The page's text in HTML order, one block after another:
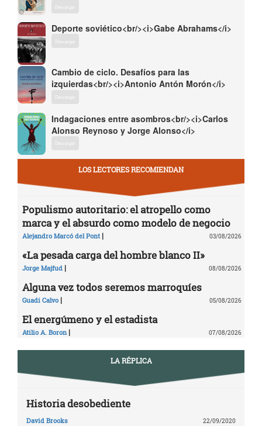
Descargar
Deporte soviético<br/><i>Gabe Abrahams</i>
Descargar
Cambio de ciclo. Desafíos para las
izquierdas<br/><i>Antonio Antón Morón</i>
Descargar
Indagaciones entre asombros<br/><i>Carlos
Alonso Reynoso y Jorge Alonso</i>
Descargar
LOS LECTORES RECOMIENDAN
Populismo autoritario: el atropello como
marca y el absurdo como modelo de negocio
Alejandro Marcó del Pont | 03/08/2026
«La pesada carga del hombre blanco II»
Jorge Majfud | 08/08/2026
Alguna vez todos seremos marroquíes
Guadi Calvo | 05/08/2026
El energúmeno y el estadista
Atilio A. Boron | 07/08/2026
LA RÉPLICA
Historia desobediente
David Brooks 22/09/2020